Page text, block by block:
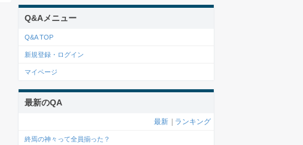
Q&Aメニュー
Q&A TOP
新規登録・ログイン
マイページ
最新のQA
最新 ランキング
終焉の神々って全員揃った？